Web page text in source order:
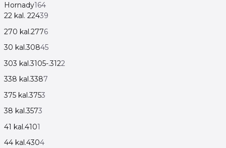
Hornady164
22 kal. 22439
270 kal.2776
30 kal.30845
303 kal.3105-.3122
338 kal.3387
375 kal.3753
38 kal.3573
41 kal.4101
44 kal.4304